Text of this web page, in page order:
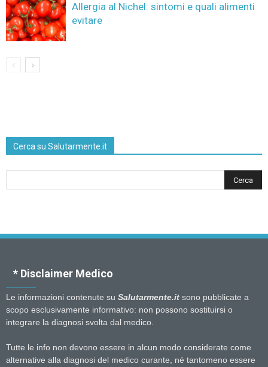
Allergia al Nichel: sintomi e quali alimenti
evitare
Cerca su Salutarmente.it
* Disclaimer Medico
Le informazioni contenute su Salutarmente.it sono pubblicate a
scopo esclusivamente informativo: non possono sostituirsi o
integrare la diagnosi svolta dal medico.
Tutte le info non devono essere in alcun modo considerate come
alternative alla diagnosi del medico curante, né tantomeno essere